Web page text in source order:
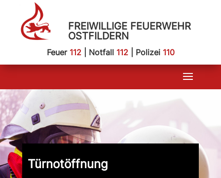
FREIWILLIGE FEUERWEHR
OSTFILDERN
Feuer 112| Notfall 112| Polizei 110
Türnotöffnung